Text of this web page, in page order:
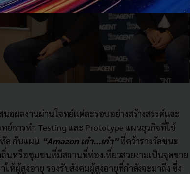
นอผลงานผ่านโจทย์แต่ละรอบอย่างสร้างสรรค์และ
ทย์การทำ Testing และ Prototype แผนธุรกิจที่ใช้
ล กับแผน “Amazon เก๋า...เก๋า”ที่คว้ารางวัลชนะ
นหรือชุมชนที่มีสถานที่ท่องเที่ยวสวยงามเป็นจุดขาย
ให้ผู้สูงอายุ รองรับสังคมผู้สูงอายุที่กำลังจะมาถึง ซึ่ง